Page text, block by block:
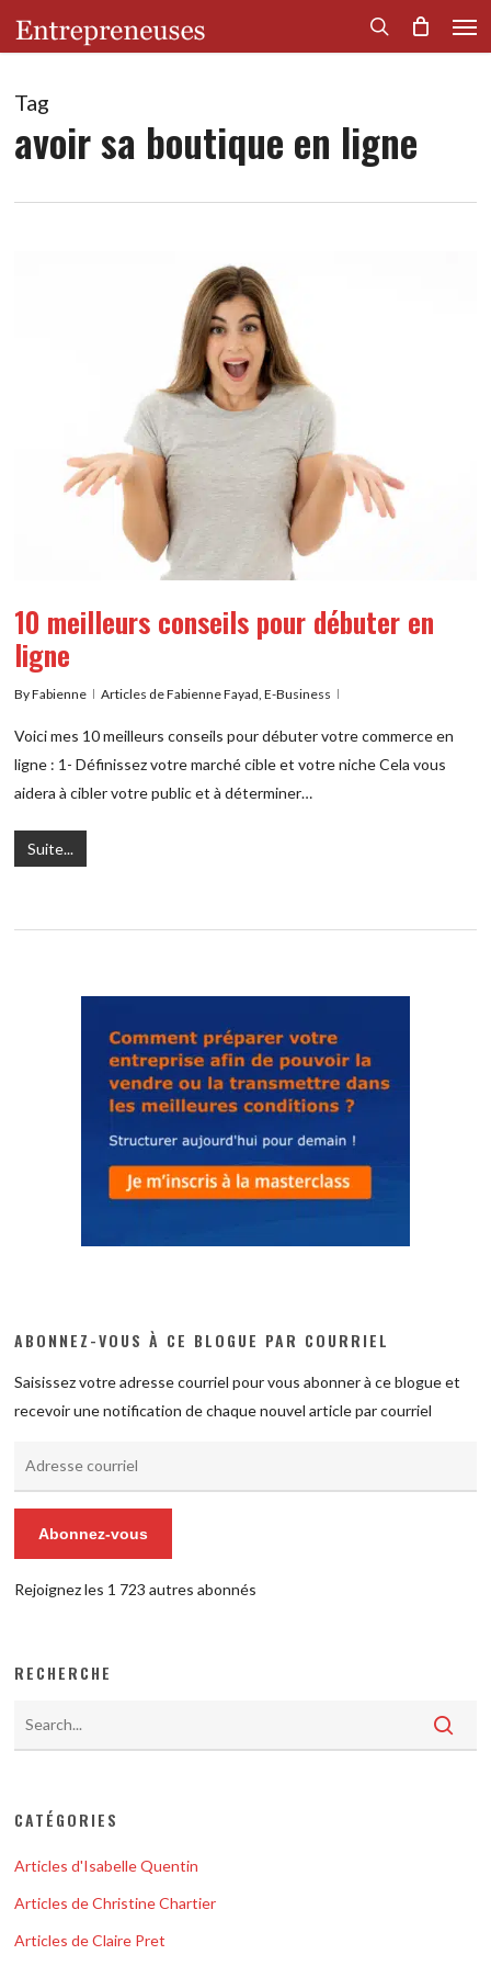
content
search
Tag
avoir sa boutique en ligne
10 meilleurs conseils pour débuter en
ligne
ByFabienne Articles de Fabienne Fayad ,E-Business
Voici mes 10 meilleurs conseils pour débuter votre commerce en
ligne : 1- Définissez votre marché cible et votre niche Cela vous
aidera à cibler votre public et à déterminer…
Suite...
ABONNEZ-VOUS À CE BLOGUE PAR COURRIEL
Saisissez votre adresse courriel pour vous abonner à ce blogue et
recevoir une notification de chaque nouvel article par courriel
Abonnez-vous
Rejoignez les 1 723 autres abonnés
RECHERCHE
CATÉGORIES
Articles d'Isabelle Quentin
Articles de Christine Chartier
Articles de Claire Pret